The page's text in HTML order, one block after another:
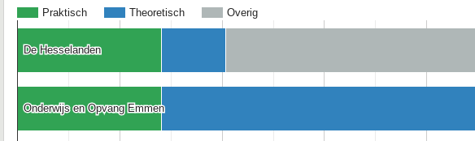
Praktisch Theoretisch Overig
De Hesselanden
De Hesselanden
Onderwijs en Opvang Emmen
Onderwijs en Opvang Emmen